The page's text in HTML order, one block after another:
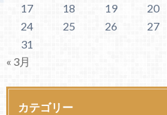
17
18 19 20
24
25 26 27
31
« 3月
カテゴリー